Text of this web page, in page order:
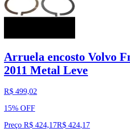
Arruela encosto Volvo
2011 Metal Leve
R$ 499,02
15% OFF
Preço R$ 424,17R$ 424,17